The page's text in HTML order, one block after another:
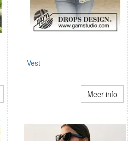
Vest
Meer info